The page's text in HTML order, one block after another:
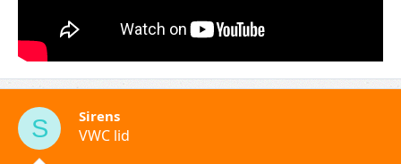
S Sirens
VWC lid